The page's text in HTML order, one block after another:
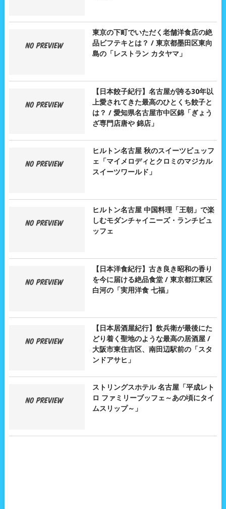
東京の下町でいただく老舗洋食店の絶
品ビフテキとは？ / 東京都墨田区東向
島の「レストラン カタヤマ」
【日本餃子紀行】名古屋が誇る30年以
上愛されてきた最高のひとくち餃子と
は？ / 愛知県名古屋市中区錦「ぎょう
ざ専門店唐や 錦店」
ヒルトン名古屋 秋のスイーツビュッフ
ェ「マイメロディとクロミのマジカル
スイーツワールド」
ヒルトン名古屋 中国料理「王朝」で楽
しむモダンチャイニーズ・ランチビュ
ッフェ
【日本洋食紀行】古き良き昭和の香り
を今に届ける絶品食堂 / 東京都江東区
白河の「実用洋食 七福」
【日本居酒屋紀行】飲兵衛が最後にた
どり着く聖地のような最高の居酒屋 /
大阪市東住吉区、南田辺駅前の「スタ
ンドアサヒ」
ストリングスホテル 名古屋「平成レト
ロ ファミリーブッフェ～あの頃にタイ
ムスリップ～」